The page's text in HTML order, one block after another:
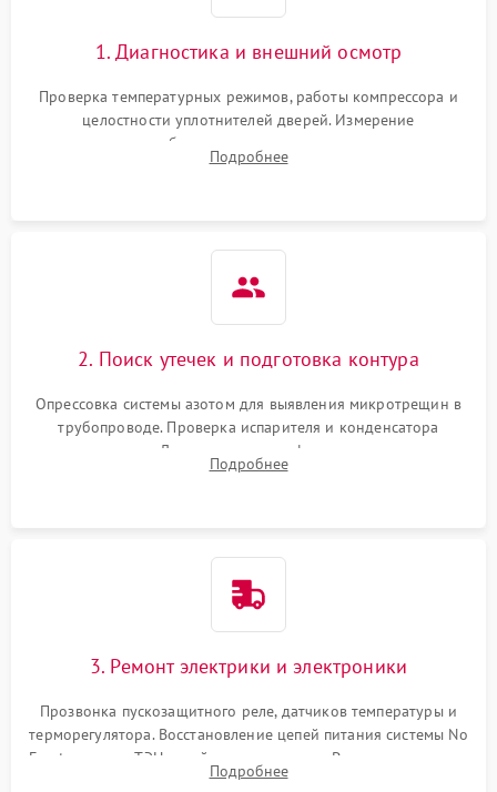
1. Диагностика и внешний осмотр
Проверка температурных режимов, работы компрессора и
целостности уплотнителей дверей. Измерение
сопротивления обмоток мотора, проверка термостата и
считывание кодов ошибок с электронного дисплея.
Подробнее
2. Поиск утечек и подготовка контура
Опрессовка системы азотом для выявления микротрещин в
трубопроводе. Проверка испарителя и конденсатора
течеискателем. Демонтаж старого фильтра-осушителя и
продувка капиллярной трубки для устранения засоров.
Подробнее
3. Ремонт электрики и электроники
Прозвонка пускозащитного реле, датчиков температуры и
терморегулятора. Восстановление цепей питания системы No
Frost, включая ТЭН оттайки и вентилятор. Ремонт или замена
платы управления при сбоях алгоритмов.
Подробнее